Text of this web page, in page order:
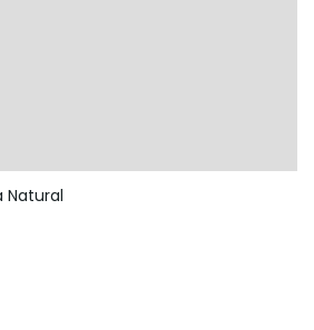
Natural